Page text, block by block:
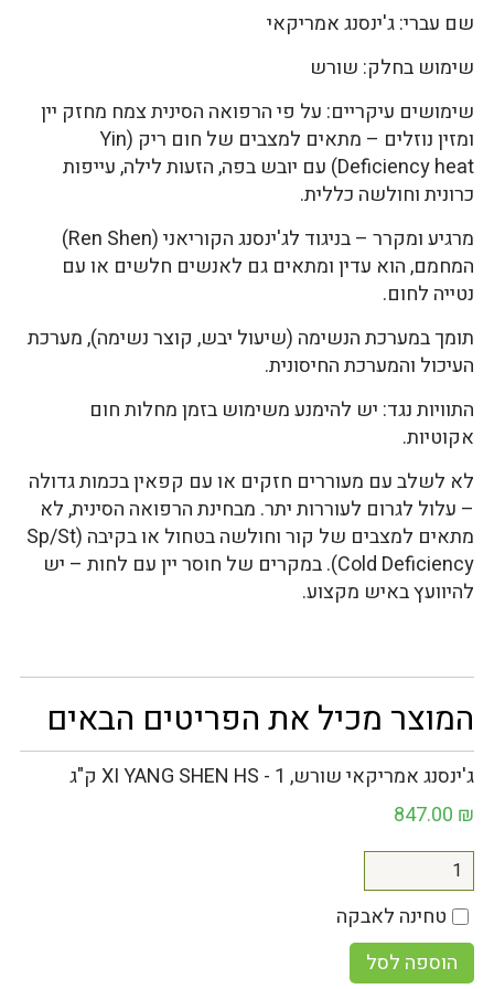
שם עברי: ג'ינסנג אמריקאי
שימוש בחלק: שורש
שימושים עיקריים: על פי הרפואה הסינית צמח מחזק יין
ומזין נוזלים – מתאים למצבים של חום ריק (Yin
Deficiency heat) עם יובש בפה, הזעות לילה, עייפות
כרונית וחולשה כללית.
מרגיע ומקרר – בניגוד לג'ינסנג הקוריאני (Ren Shen)
המחמם, הוא עדין ומתאים גם לאנשים חלשים או עם
נטייה לחום.
תומך במערכת הנשימה (שיעול יבש, קוצר נשימה), מערכת
העיכול והמערכת החיסונית.
התוויות נגד: יש להימנע משימוש בזמן מחלות חום
אקוטיות.
לא לשלב עם מעוררים חזקים או עם קפאין בכמות גדולה
– עלול לגרום לעוררות יתר. מבחינת הרפואה הסינית, לא
מתאים למצבים של קור וחולשה בטחול או בקיבה (Sp/St
Cold Deficiency). במקרים של חוסר יין עם לחות – יש
להיוועץ באיש מקצוע.
המוצר מכיל את הפריטים הבאים
ג'ינסנג אמריקאי שורש, XI YANG SHEN HS - 1 ק"ג
847.00 ₪
טחינה לאבקה
הוספה לסל